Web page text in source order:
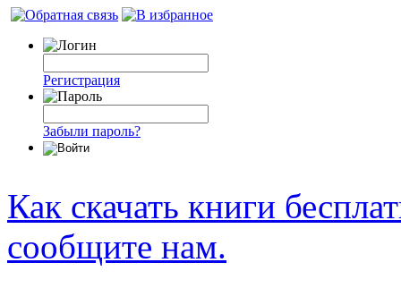
Регистрация
Забыли пароль?
Как скачать книги
сообщите нам.